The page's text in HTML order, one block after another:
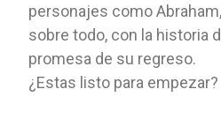
personajes como
sobre todo, con la historia
promesa de su regreso.
¿Estas listo para empezar?